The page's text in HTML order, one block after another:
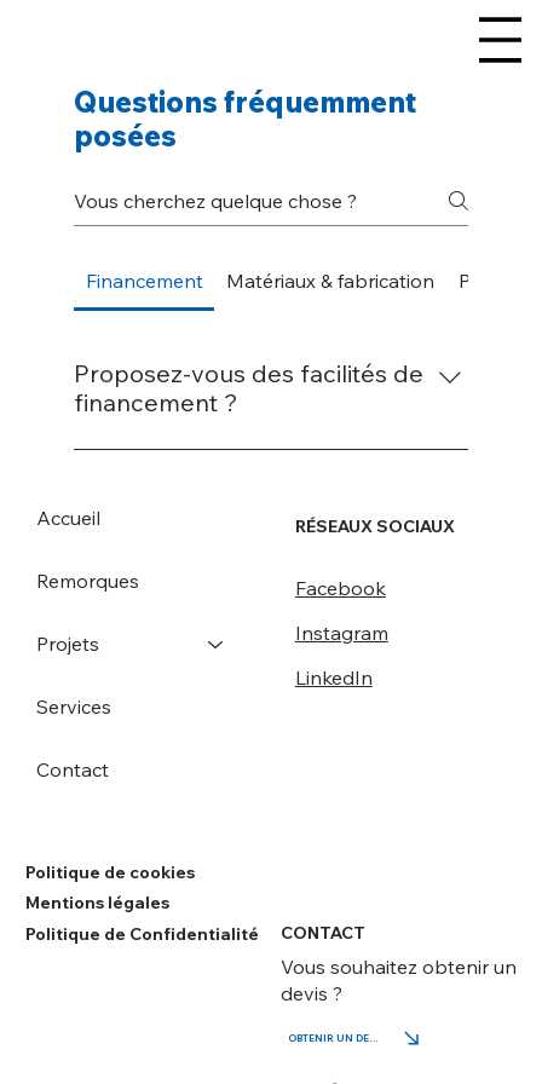
Questions fréquemment
posées
Financement Matériaux & fabrication
Proposez-vous des facilités de
financement ?
Oui, nous offrons du financement en crédit-
mois.
CONTACT
Vous souhaitez obtenir un
devis ?
OBTENIR UN DEVIS
RÉSEAUX SOCIAUX
Facebook
Instagram
LinkedIn
Accueil
Remorques
Projets
Services
Contact
Politique de cookies
Mentions légales
Politique de Confidentialité